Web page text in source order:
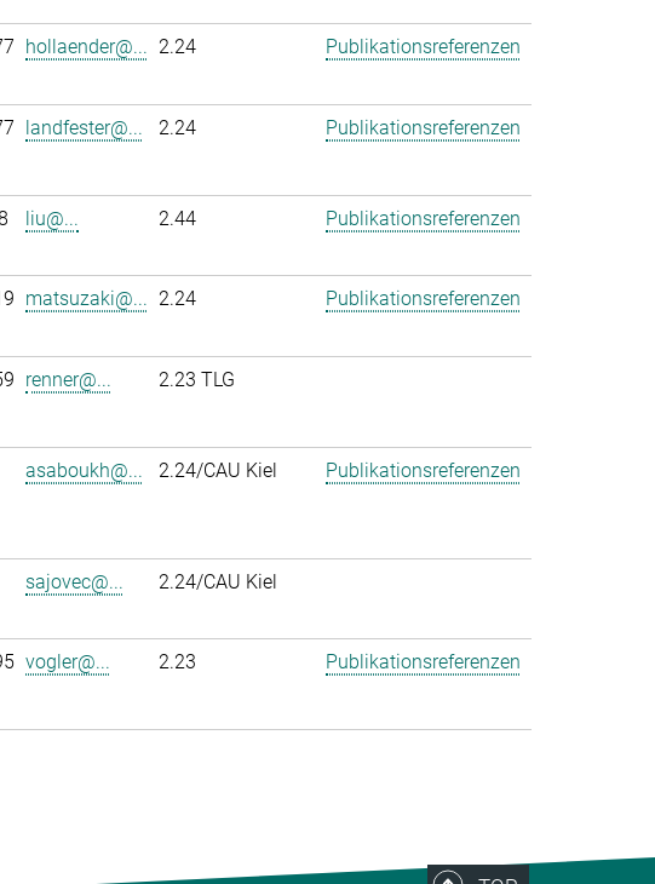
hollaender@... 2.24 Publikationsreferenzen
landfester@... 2.24 Publikationsreferenzen
liu@... 2.44 Publikationsreferenzen
matsuzaki@... 2.24 Publikationsreferenzen
renner@... 2.23 TLG
asaboukh@... 2.24/CAU Kiel Publikationsreferenzen
sajovec@... 2.24/CAU Kiel
vogler@... 2.23 Publikationsreferenzen